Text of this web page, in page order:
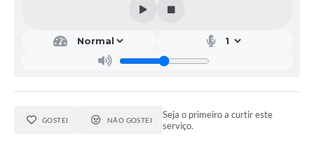
GOSTEI NÃO GOSTEI
Seja o primeiro a curtir este
serviço.